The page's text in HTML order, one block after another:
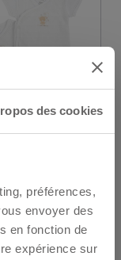
des cookies
préférences,
envoyer des
en fonction de
expérience sur
LA
d'une
de votre